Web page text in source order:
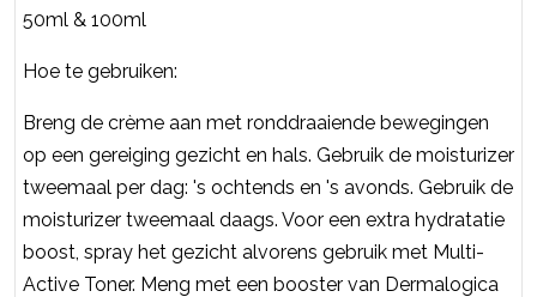
50ml & 100ml
Hoe te gebruiken:
Breng de crème aan met ronddraaiende bewegingen
op een gereiging gezicht en hals. Gebruik de moisturizer
tweemaal per dag: 's ochtends en 's avonds. Gebruik de
moisturizer tweemaal daags. Voor een extra hydratatie
boost, spray het gezicht alvorens gebruik met Multi-
Active Toner. Meng met een booster van Dermalogica